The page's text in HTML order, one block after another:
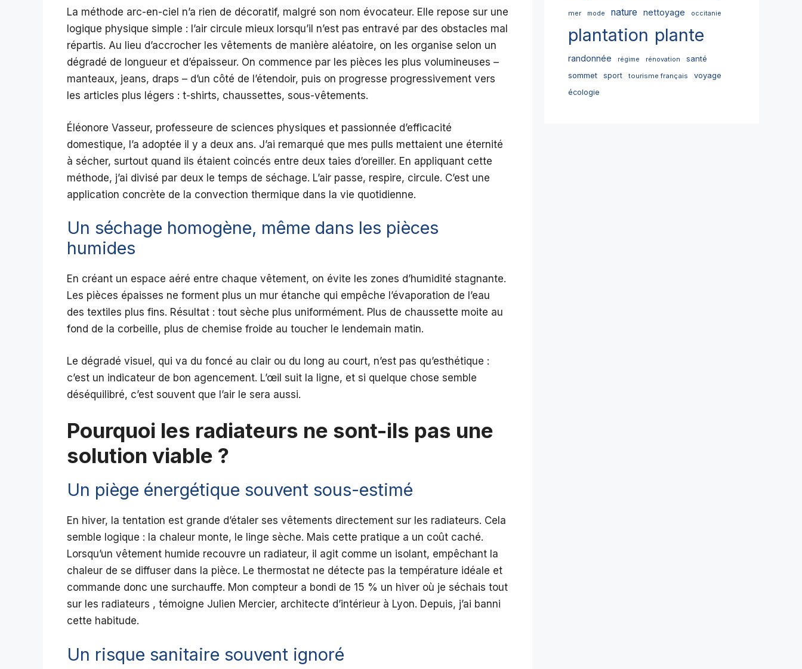
La méthode arc-en-ciel n’a rien de décoratif, malgré son nom évocateur. Elle repose sur une
logique physique simple : l’air circule mieux lorsqu’il n’est pas entravé par des obstacles mal
répartis. Au lieu d’accrocher les vêtements de manière aléatoire, on les organise selon un
dégradé de longueur et d’épaisseur. On commence par les pièces les plus volumineuses –
manteaux, jeans, draps – d’un côté de l’étendoir, puis on progresse progressivement vers
les articles plus légers : t-shirts, chaussettes, sous-vêtements.
Éléonore Vasseur, professeure de sciences physiques et passionnée d’efficacité
domestique, l’a adoptée il y a deux ans. J’ai remarqué que mes pulls mettaient une éternité
à sécher, surtout quand ils étaient coincés entre deux taies d’oreiller. En appliquant cette
méthode, j’ai divisé par deux le temps de séchage. L’air passe, respire, circule. C’est une
application concrète de la convection thermique dans la vie quotidienne.
Un séchage homogène, même dans les pièces
humides
En créant un espace aéré entre chaque vêtement, on évite les zones d’humidité stagnante.
Les pièces épaisses ne forment plus un mur étanche qui empêche l’évaporation de l’eau
des textiles plus fins. Résultat : tout sèche plus uniformément. Plus de chaussette moite au
fond de la corbeille, plus de chemise froide au toucher le lendemain matin.
Le dégradé visuel, qui va du foncé au clair ou du long au court, n’est pas qu’esthétique :
c’est un indicateur de bon agencement. L’œil suit la ligne, et si quelque chose semble
déséquilibré, c’est souvent que l’air le sera aussi.
Pourquoi les radiateurs ne sont-ils pas une
solution viable ?
Un piège énergétique souvent sous-estimé
En hiver, la tentation est grande d’étaler ses vêtements directement sur les radiateurs. Cela
semble logique : la chaleur monte, le linge sèche. Mais cette pratique a un coût caché.
Lorsqu’un vêtement humide recouvre un radiateur, il agit comme un isolant, empêchant la
chaleur de se diffuser dans la pièce. Le thermostat ne détecte pas la température idéale et
commande donc une surchauffe. Mon compteur a bondi de 15 % un hiver où je séchais tout
sur les radiateurs , témoigne Julien Mercier, architecte d’intérieur à Lyon. Depuis, j’ai banni
cette habitude.
Un risque sanitaire souvent ignoré
mer mode nature nettoyage occitanie
plantation plante
randonnée régime rénovation
santé
sommet
sport tourisme français
voyage
écologie